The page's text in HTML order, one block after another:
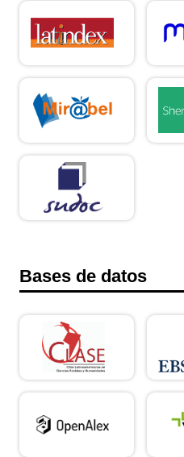
Bases de datos